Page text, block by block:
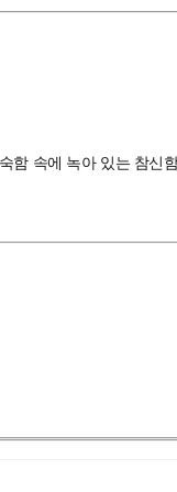
속에 녹아 있는 참신